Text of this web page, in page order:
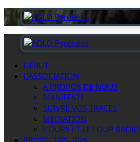
Passer
au
contenu
Menu
principal
DÉBUT
L'ASSOCIATION
À PROPOS DE NOUS
MANIFESTE
SUIVRE VOS TRACES
MÉDIATION
L'OURS ET LE LOUP RADIO